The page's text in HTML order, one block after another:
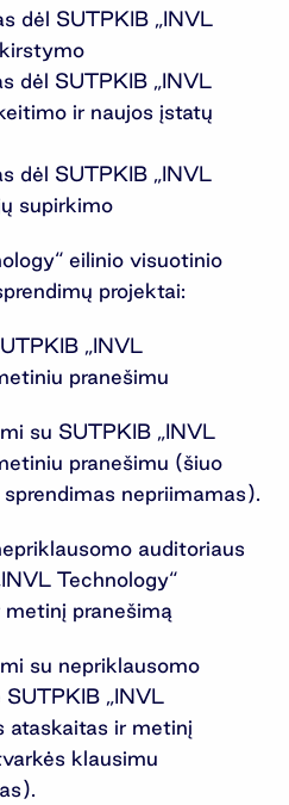
dėl SUTPKIB „INVL
dėl SUTPKIB „INVL
ir naujos įstatų
dėl SUTPKIB „INVL
supirkimo
eilinio visuotinio
projektai:
„INVL
pranešimu
su SUTPKIB „INVL
pranešimu (šiuo
nepriimamas).
auditoriaus
Technology“
pranešimą
su nepriklausomo
„INVL
ataskaitas ir metinį
klausimu